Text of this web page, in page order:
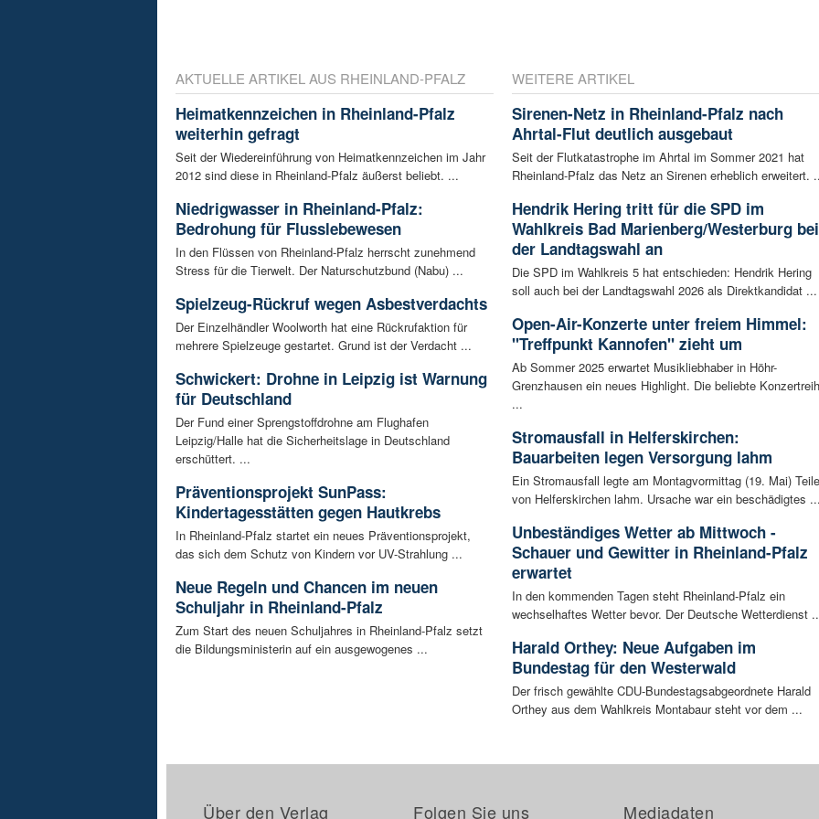
AKTUELLE ARTIKEL AUS RHEINLAND-PFALZ
Heimatkennzeichen in Rheinland-Pfalz
weiterhin gefragt
Seit der Wiedereinführung von Heimatkennzeichen im Jahr
2012 sind diese in Rheinland-Pfalz äußerst beliebt. ...
Niedrigwasser in Rheinland-Pfalz:
Bedrohung für Flusslebewesen
In den Flüssen von Rheinland-Pfalz herrscht zunehmend
Stress für die Tierwelt. Der Naturschutzbund (Nabu) ...
Spielzeug-Rückruf wegen Asbestverdachts
Der Einzelhändler Woolworth hat eine Rückrufaktion für
mehrere Spielzeuge gestartet. Grund ist der Verdacht ...
Schwickert: Drohne in Leipzig ist Warnung
für Deutschland
Der Fund einer Sprengstoffdrohne am Flughafen
Leipzig/Halle hat die Sicherheitslage in Deutschland
erschüttert. ...
Präventionsprojekt SunPass:
Kindertagesstätten gegen Hautkrebs
In Rheinland-Pfalz startet ein neues Präventionsprojekt,
das sich dem Schutz von Kindern vor UV-Strahlung ...
Neue Regeln und Chancen im neuen
Schuljahr in Rheinland-Pfalz
Zum Start des neuen Schuljahres in Rheinland-Pfalz setzt
die Bildungsministerin auf ein ausgewogenes ...
WEITERE ARTIKEL
Sirenen-Netz in Rheinland-Pfalz nach
Ahrtal-Flut deutlich ausgebaut
Seit der Flutkatastrophe im Ahrtal im Sommer 2021 hat
Rheinland-Pfalz das Netz an Sirenen erheblich erweitert.
Hendrik Hering tritt für die SPD im
Wahlkreis Bad Marienberg/Westerburg bei
der Landtagswahl an
Die SPD im Wahlkreis 5 hat entschieden: Hendrik Hering
soll auch bei der Landtagswahl 2026 als Direktkandidat ...
Open-Air-Konzerte unter freiem Himmel:
"Treffpunkt Kannofen" zieht um
Ab Sommer 2025 erwartet Musikliebhaber in Höhr-
Grenzhausen ein neues Highlight. Die beliebte
...
Stromausfall in Helferskirchen:
Bauarbeiten legen Versorgung lahm
Ein Stromausfall legte am Montagvormittag (19. Mai) Teile
von Helferskirchen lahm. Ursache war ein beschädigtes
Unbeständiges Wetter ab Mittwoch -
Schauer und Gewitter in Rheinland-Pfalz
erwartet
In den kommenden Tagen steht Rheinland-Pfalz ein
wechselhaftes Wetter bevor. Der Deutsche Wetterdienst
Harald Orthey: Neue Aufgaben im
Bundestag für den Westerwald
Der frisch gewählte CDU-Bundestagsabgeordnete Harald
Orthey aus dem Wahlkreis Montabaur steht vor dem ...
Über den Verlag Folgen Sie uns Mediadaten